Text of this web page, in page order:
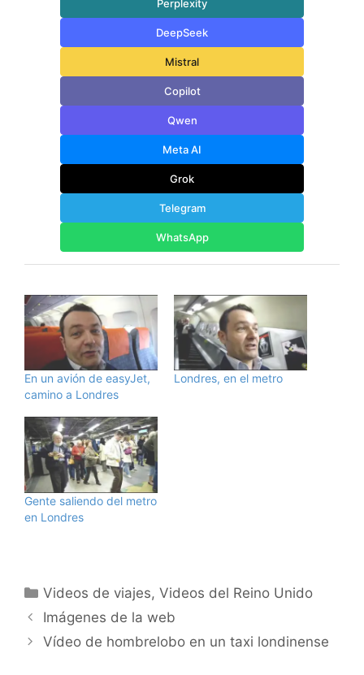
Perplexity
DeepSeek
Mistral
Copilot
Qwen
Meta AI
Grok
Telegram
WhatsApp
En un avión de easyJet,
camino a Londres
Londres, en el metro
Gente saliendo del metro
en Londres
Categorías
Videos de viajes,Videos del Reino Unido
Imágenes de la web
Vídeo de hombrelobo en un taxi londinense